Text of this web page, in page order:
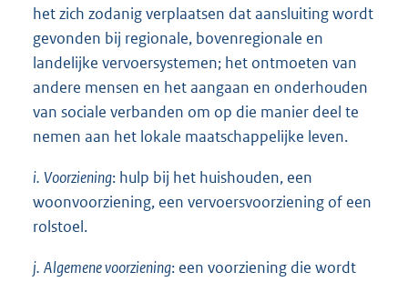
het zich zodanig verplaatsen dat aansluiting wordt
gevonden bij regionale, bovenregionale en
landelijke vervoersystemen; het ontmoeten van
andere mensen en het aangaan en onderhouden
van sociale verbanden om op die manier deel te
nemen aan het lokale maatschappelijke leven.
i. Voorziening: hulp bij het huishouden, een
woonvoorziening, een vervoersvoorziening of een
rolstoel.
j. Algemene voorziening: een voorziening die wordt